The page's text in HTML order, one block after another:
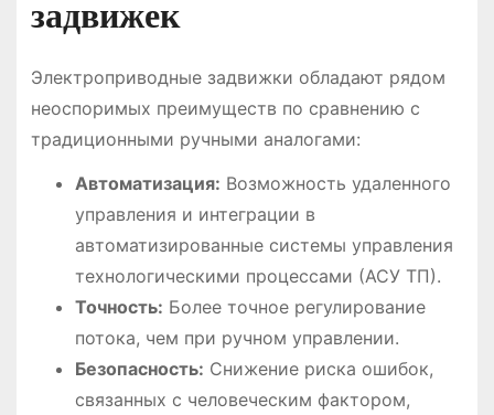
задвижек
Электроприводные задвижки обладают рядом
неоспоримых преимуществ по сравнению с
традиционными ручными аналогами:
Автоматизация: Возможность удаленного
управления и интеграции в
автоматизированные системы управления
технологическими процессами (АСУ ТП).
Точность: Более точное регулирование
потока, чем при ручном управлении.
Безопасность: Снижение риска ошибок,
связанных с человеческим фактором,